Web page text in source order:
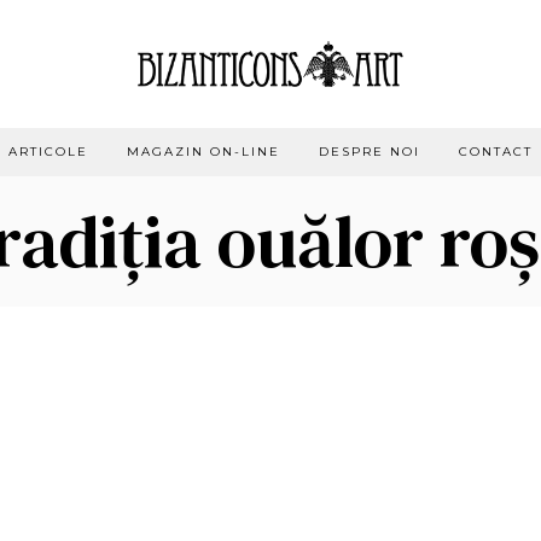
ARTICOLE MAGAZIN ON-LINE DESPRE NOI CONTACT
ouălor